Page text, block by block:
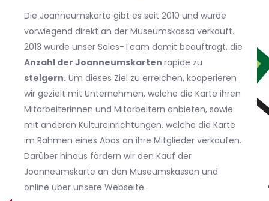
Die Joanneumskarte gibt es seit 2010 und wurde
vorwiegend direkt an der Museumskassa verkauft.
2013 wurde unser Sales-Team damit beauftragt, die
Anzahl der Joanneumskarten rapide zu
steigern. Um dieses Ziel zu erreichen, kooperieren
wir gezielt mit Unternehmen, welche die Karte ihren
Mitarbeiterinnen und Mitarbeitern anbieten, sowie
mit anderen Kultureinrichtungen, welche die Karte
im Rahmen eines Abos an ihre Mitglieder verkaufen.
Darüber hinaus fördern wir den Kauf der
Joanneumskarte an den Museumskassen und
online über unsere Webseite.